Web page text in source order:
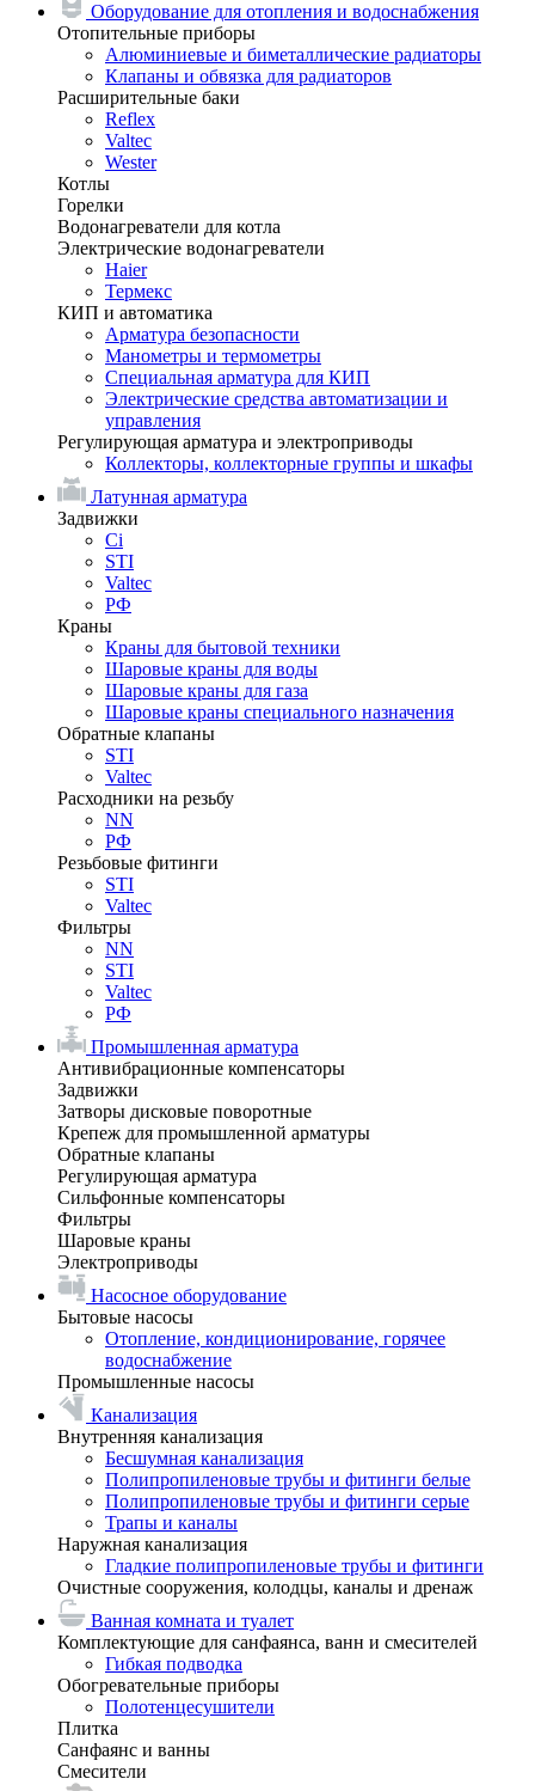
Оборудование для отопления и водоснабжения
Отопительные приборы
Алюминиевые и биметаллические радиаторы
Клапаны и обвязка для радиаторов
Расширительные баки
Reflex
Valtec
Wester
Котлы
Горелки
Водонагреватели для котла
Электрические водонагреватели
Haier
Термекс
КИП и автоматика
Арматура безопасности
Манометры и термометры
Специальная арматура для КИП
Электрические средства автоматизации и
управления
Регулирующая арматура и электроприводы
Коллекторы, коллекторные группы и шкафы
Латунная арматура
Задвижки
Ci
STI
Valtec
РФ
Краны
Краны для бытовой техники
Шаровые краны для воды
Шаровые краны для газа
Шаровые краны специального назначения
Обратные клапаны
STI
Valtec
Расходники на резьбу
NN
РФ
Резьбовые фитинги
STI
Valtec
Фильтры
NN
STI
Valtec
РФ
Промышленная арматура
Антивибрационные компенсаторы
Задвижки
Затворы дисковые поворотные
Крепеж для промышленной арматуры
Обратные клапаны
Регулирующая арматура
Сильфонные компенсаторы
Фильтры
Шаровые краны
Электроприводы
Насосное оборудование
Бытовые насосы
Отопление, кондиционирование, горячее
водоснабжение
Промышленные насосы
Канализация
Внутренняя канализация
Бесшумная канализация
Полипропиленовые трубы и фитинги белые
Полипропиленовые трубы и фитинги серые
Трапы и каналы
Наружная канализация
Гладкие полипропиленовые трубы и фитинги
Очистные сооружения, колодцы, каналы и дренаж
Ванная комната и туалет
Комплектующие для санфаянса, ванн и смесителей
Гибкая подводка
Обогревательные приборы
Полотенцесушители
Плитка
Санфаянс и ванны
Смесители